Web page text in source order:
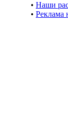
• Наши
• Реклама